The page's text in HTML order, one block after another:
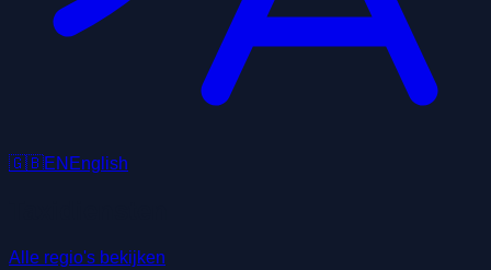
🇬🇧EN English
Alle regio's bekijken